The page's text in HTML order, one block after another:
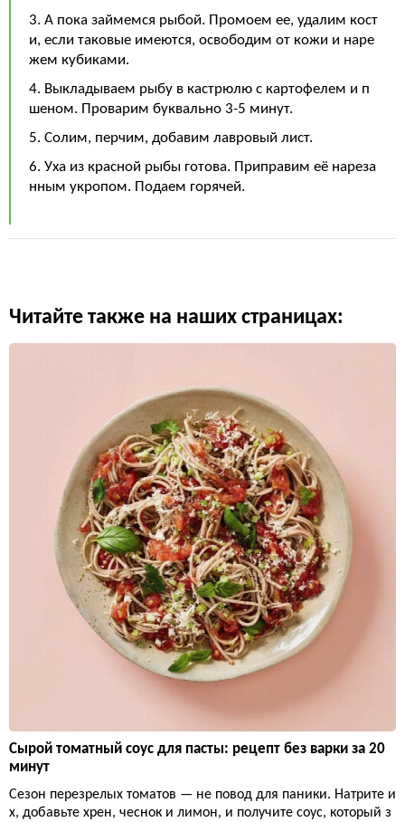
3. А пока займемся рыбой. Промоем ее, удалим кост
и, если таковые имеются, освободим от кожи и наре
жем кубиками.
4. Выкладываем рыбу в кастрюлю с картофелем и п
шеном. Проварим буквально 3-5 минут.
5. Солим, перчим, добавим лавровый лист.
6. Уха из красной рыбы готова. Приправим её нареза
нным укропом. Подаем горячей.
Читайте также на наших страницах:
Сырой томатный соус для пасты: рецепт без варки за 20
минут
Сезон перезрелых томатов — не повод для паники. Натрите и
х, добавьте хрен, чеснок и лимон, и получите соус, который з